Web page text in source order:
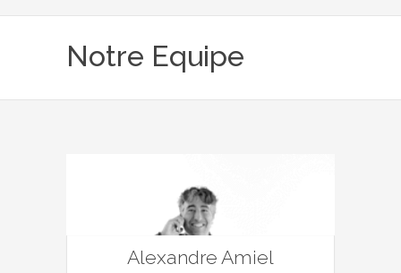
Notre Equipe
Alexandre Amiel